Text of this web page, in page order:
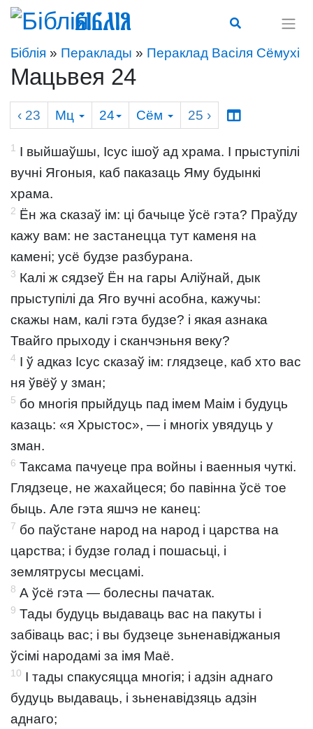
Біблія
Біблія » Пераклады » Пераклад Васіля Сёмухі
Мацьвея 24
‹ 23 Мц 24 Сём 25 ›
1 І выйшаўшы, Ісус ішоў ад храма. І прыступілі
вучні Ягоныя, каб паказаць Яму будынкі
храма.
2 Ён жа сказаў ім: ці бачыце ўсё гэта? Праўду
кажу вам: не застанецца тут каменя на
камені; усё будзе разбурана.
3 Калі ж сядзеў Ён на гары Аліўнай, дык
прыступілі да Яго вучні асобна, кажучы:
скажы нам, калі гэта будзе? і якая азнака
Твайго прыходу і сканчэньня веку?
4 І ў адказ Ісус сказаў ім: глядзеце, каб хто вас
ня ўвёў у зман;
5 бо многія прыйдуць пад імем Маім і будуць
казаць: «я Хрыстос», — і многіх увядуць у
зман.
6 Таксама пачуеце пра войны і ваенныя чуткі.
Глядзеце, не жахайцеся; бо павінна ўсё тое
быць. Але гэта яшчэ не канец:
7 бо паўстане народ на народ і царства на
царства; і будзе голад і пошасьці, і
землятрусы месцамі.
8 А ўсё гэта — болесны пачатак.
9 Тады будуць выдаваць вас на пакуты і
забіваць вас; і вы будзеце зьненавіджаныя
ўсімі народамі за імя Маё.
10 І тады спакусяцца многія; і адзін аднаго
будуць выдаваць, і зьненавідзяць адзін
аднаго;